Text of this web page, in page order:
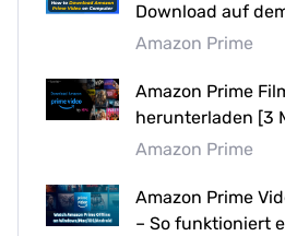
Download auf
Amazon Prime
Amazon Prime
herunterladen [3
Amazon Prime
Amazon Prime
– So funktioniert